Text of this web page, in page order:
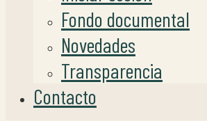
Fondo documental
Novedades
Transparencia
Contacto